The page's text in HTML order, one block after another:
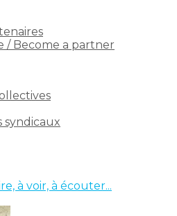
/ Become a partner
syndicaux
à voir, à écouter...